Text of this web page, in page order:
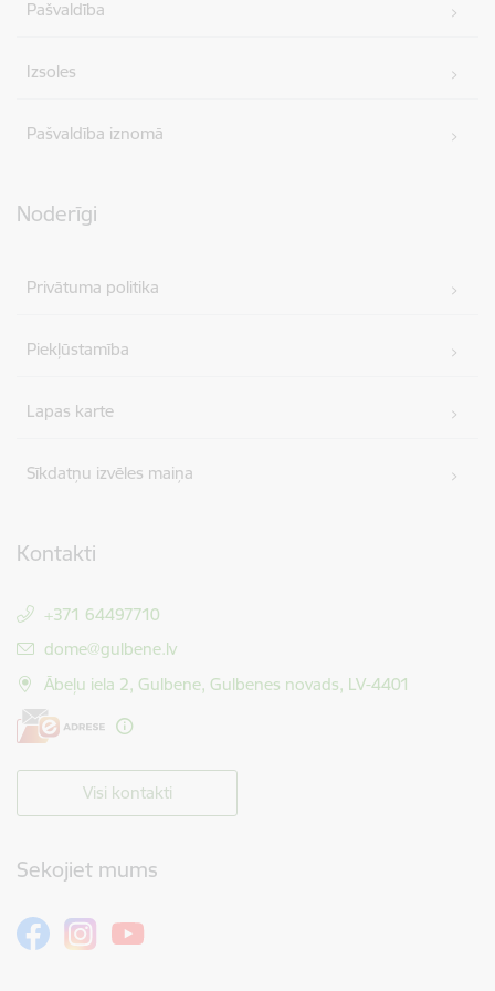
Pašvaldība
Izsoles
Pašvaldība iznomā
Noderīgi
Privātuma politika
Piekļūstamība
Lapas karte
Sīkdatņu izvēles maiņa
Kontakti
+371 64497710
E-pasts:
dome@gulbene.lv
Ābeļu iela 2, Gulbene, Gulbenes novads, LV-4401
Visi kontakti
Sekojiet mums